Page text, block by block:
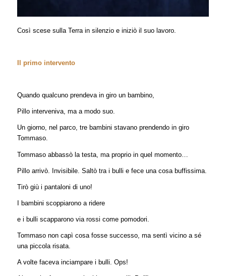
Così scese sulla Terra in silenzio e iniziò il suo lavoro.
Il primo intervento
Quando qualcuno prendeva in giro un bambino,
Pillo interveniva, ma a modo suo.
Un giorno, nel parco, tre bambini stavano prendendo in giro
Tommaso.
Tommaso abbassò la testa, ma proprio in quel momento…
Pillo arrivò. Invisibile. Saltò tra i bulli e fece una cosa buffissima.
Tirò giù i pantaloni di uno!
I bambini scoppiarono a ridere
e i bulli scapparono via rossi come pomodori.
Tommaso non capì cosa fosse successo, ma sentì vicino a sé
una piccola risata.
A volte faceva inciampare i bulli. Ops!